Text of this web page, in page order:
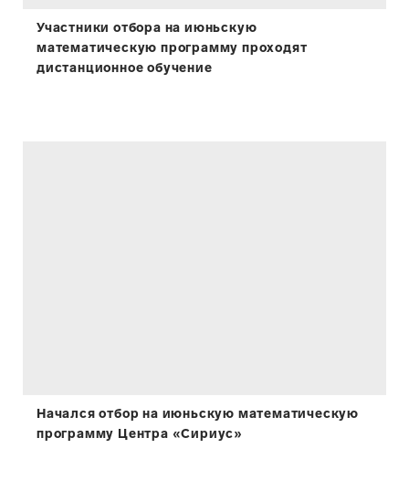
Участники отбора на июньскую
математическую программу проходят
дистанционное обучение
Начался отбор на июньскую математическую
программу Центра «Сириус»